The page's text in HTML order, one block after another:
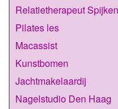
Relatietherapeut
Pilates les
Macassist
Kunstbomen
Jachtmakelaardij
Nagelstudio Den Haag